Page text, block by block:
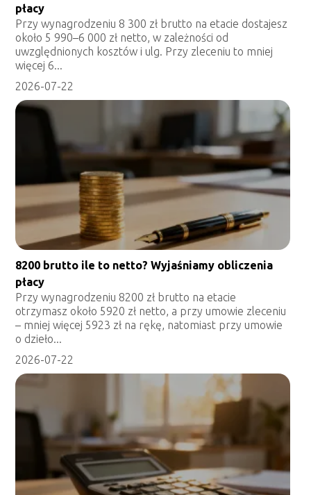
płacy
Przy wynagrodzeniu 8 300 zł brutto na etacie dostajesz
około 5 990–6 000 zł netto, w zależności od
uwzględnionych kosztów i ulg. Przy zleceniu to mniej
więcej 6...
2026-07-22
8200 brutto ile to netto? Wyjaśniamy obliczenia
płacy
Przy wynagrodzeniu 8200 zł brutto na etacie
otrzymasz około 5920 zł netto, a przy umowie zleceniu
– mniej więcej 5923 zł na rękę, natomiast przy umowie
o dzieło...
2026-07-22